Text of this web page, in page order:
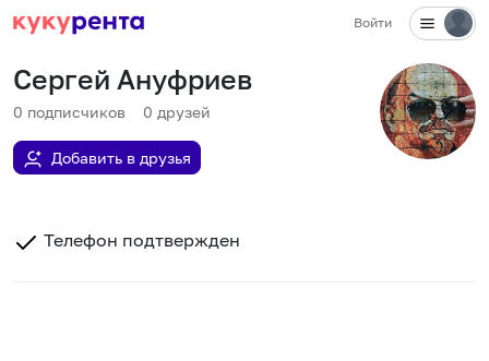
Войти
Сергей Ануфриев
0 подписчиков 0 друзей
Добавить в друзья
Телефон подтвержден